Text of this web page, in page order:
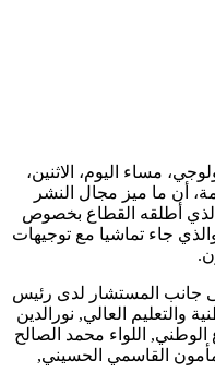
مساء اليوم، الاثنين،
أن ما ميز مجال النشر
الطموح الذي أطلقه القطاع بخصوص
جاء تماشيا مع توجيهات
جانب المستشار لدى رئيس
والتعليم العالي, نورالدين
الوطني, اللواء محمد الصالح
القاسمي الحسيني,